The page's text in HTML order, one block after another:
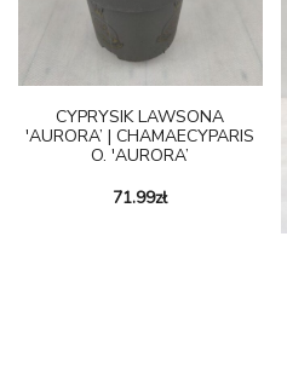
CYPRYSIK LAWSONA
'AURORA’ | CHAMAECYPARIS
O. 'AURORA’
71.99zł